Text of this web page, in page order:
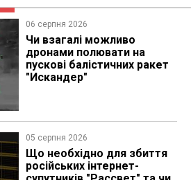
06 серпня 2026
Чи взагалі можливо
дронами полювати на
пускові балістичних ракет
"Искандер"
05 серпня 2026
Що необхідно для збиття
російських інтернет-